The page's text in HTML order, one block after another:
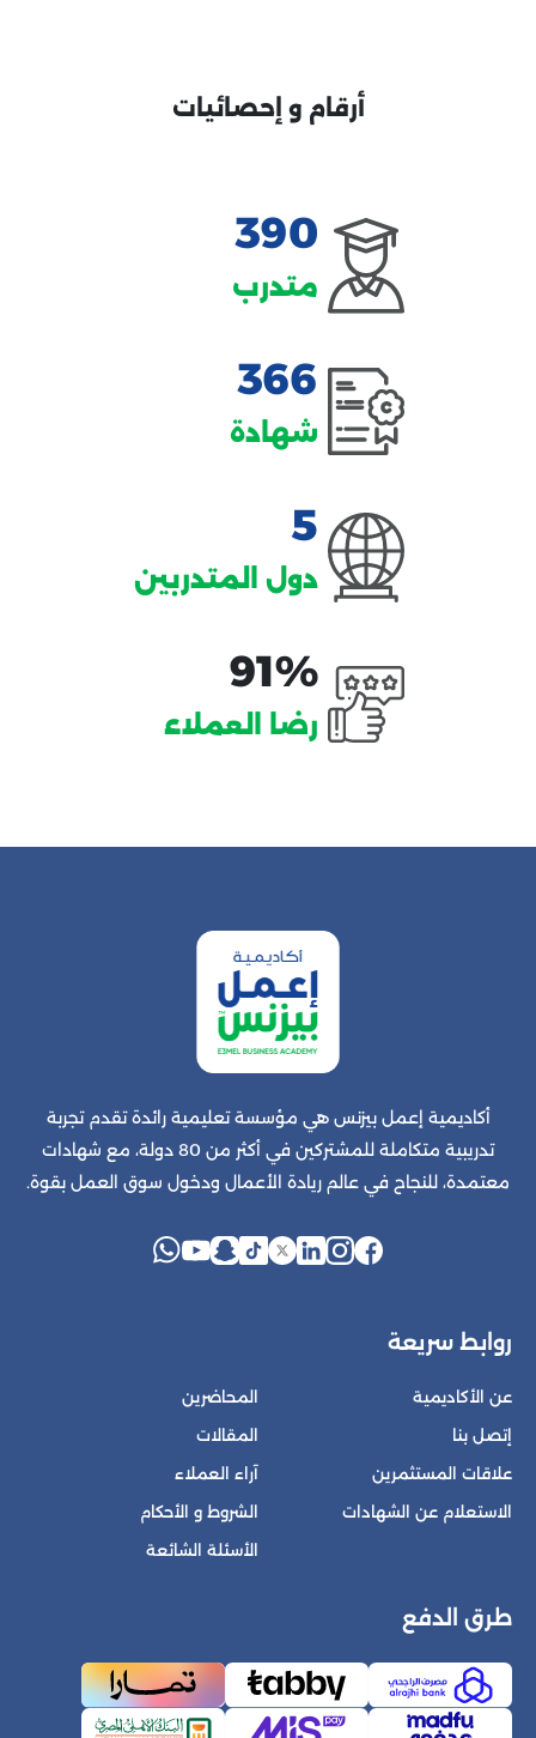
أرقام و إحصائيات
390
متدرب
366
شهادة
5
دول المتدربين
91%
رضا العملاء
أكاديمية إعمل بيزنس هي مؤسسة تعليمية رائدة تقدم تجربة
تدريبية متكاملة للمشتركين في أكثر من 80 دولة، مع شهادات
معتمدة، للنجاح في عالم ريادة الأعمال ودخول سوق العمل بقوة.
روابط سريعة
عن الأكاديمية
إتصل بنا
علاقات المستثمرين
الاستعلام عن الشهادات
المحاضرين
المقالات
آراء العملاء
الشروط و الأحكام
الأسئلة الشائعة
طرق الدفع